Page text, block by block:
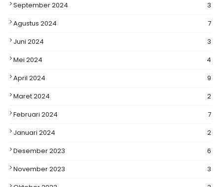
September 2024
3
Agustus 2024
7
Juni 2024
3
Mei 2024
4
April 2024
9
Maret 2024
2
Februari 2024
7
Januari 2024
2
Desember 2023
6
November 2023
3